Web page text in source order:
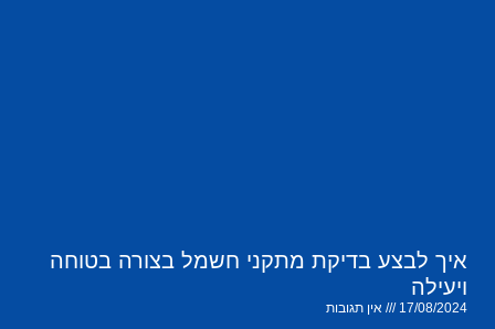
איך לבצע בדיקת מתקני חשמל בצורה בטוחה
ויעילה
17/08/2024 אין תגובות